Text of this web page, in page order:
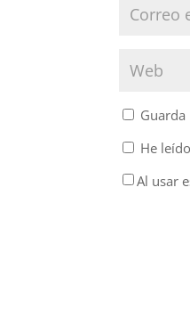
He
Al usar